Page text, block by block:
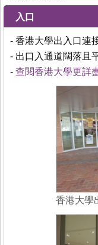
入口
- 香港大學出入口連
- 出口入通道闊落且
- 查閱香港大學更詳
香港大學